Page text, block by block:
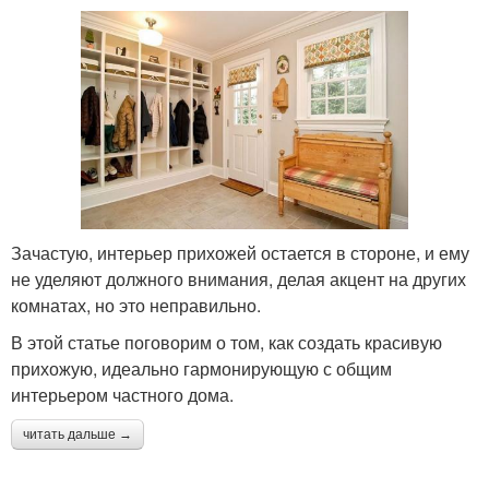
Зачастую, интерьер прихожей остается в стороне, и ему
не уделяют должного внимания, делая акцент на других
комнатах, но это неправильно.
В этой статье поговорим о том, как создать красивую
прихожую, идеально гармонирующую с общим
интерьером частного дома.
читать дальше →